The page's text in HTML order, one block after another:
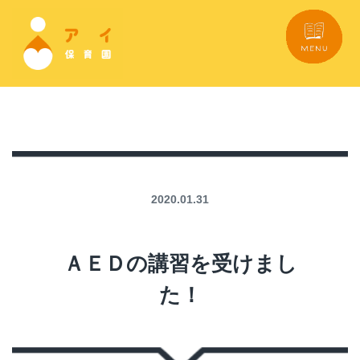
2020.01.31
ＡＥＤの講習を受けまし
た！